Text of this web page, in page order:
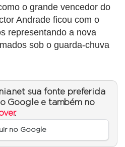
o grande vencedor do
Andrade ficou com o
representando a nova
sob o guarda-chuva
sua fonte preferida
Google e também no
.
no Google